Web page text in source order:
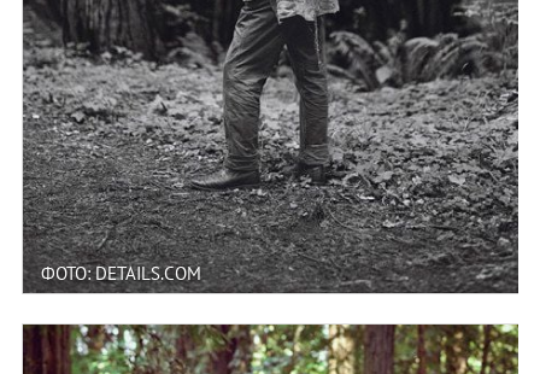
ФОТО: DETAILS.COM